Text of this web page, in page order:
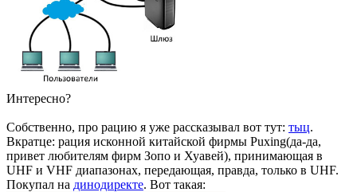
Интересно?
Собственно, про рацию я уже рассказывал вот тут: тыц.
Вкратце: рация исконной китайской фирмы Puxing(да-да,
привет любителям фирм Зопо и Хуавей), принимающая в
UHF и VHF диапазонах, передающая, правда, только в UHF.
Покупал на динодиректе. Вот такая: